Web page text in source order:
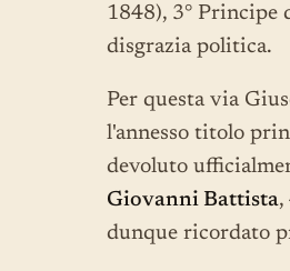
1848), 3° Principe
disgrazia politica.
Per questa via
l'annesso titolo
devoluto
Giovanni Battista,
dunque ricordato